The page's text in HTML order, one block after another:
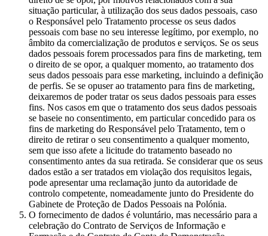
situação particular, à utilização dos seus dados pessoais, caso
o Responsável pelo Tratamento processe os seus dados
pessoais com base no seu interesse legítimo, por exemplo, no
âmbito da comercialização de produtos e serviços. Se os seus
dados pessoais forem processados para fins de marketing, tem
o direito de se opor, a qualquer momento, ao tratamento dos
seus dados pessoais para esse marketing, incluindo a definição
de perfis. Se se opuser ao tratamento para fins de marketing,
deixaremos de poder tratar os seus dados pessoais para esses
fins. Nos casos em que o tratamento dos seus dados pessoais
se baseie no consentimento, em particular concedido para os
fins de marketing do Responsável pelo Tratamento, tem o
direito de retirar o seu consentimento a qualquer momento,
sem que isso afete a licitude do tratamento baseado no
consentimento antes da sua retirada. Se considerar que os seus
dados estão a ser tratados em violação dos requisitos legais,
pode apresentar uma reclamação junto da autoridade de
controlo competente, nomeadamente junto do Presidente do
Gabinete de Proteção de Dados Pessoais na Polónia.
O fornecimento de dados é voluntário, mas necessário para a
celebração do Contrato de Serviços de Informação e